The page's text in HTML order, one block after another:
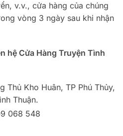
v.v., cửa hàng của chúng
vòng 3 ngày sau khi nhận
hệ Cửa Hàng Truyện Tình
Thủ Kho Huân, TP Phú Thủy,
Thuận.
068 548